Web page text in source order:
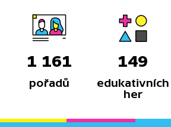
1 161
pořadů
149
edukativních
her